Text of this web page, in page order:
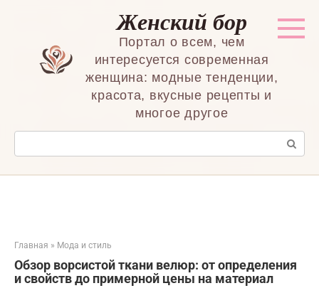
Женский бор
Портал о всем, чем
интересуется современная
женщина: модные тенденции,
красота, вкусные рецепты и
многое другое
Поиск:
Главная » Мода и стиль
Обзор ворсистой ткани велюр: от определения
и свойств до примерной цены на материал